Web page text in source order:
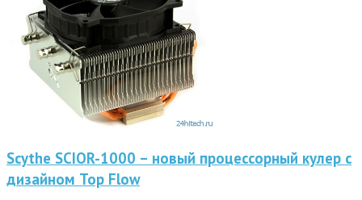
Scythe SCIOR-1000 – новый процессорный кулер с
дизайном Top Flow